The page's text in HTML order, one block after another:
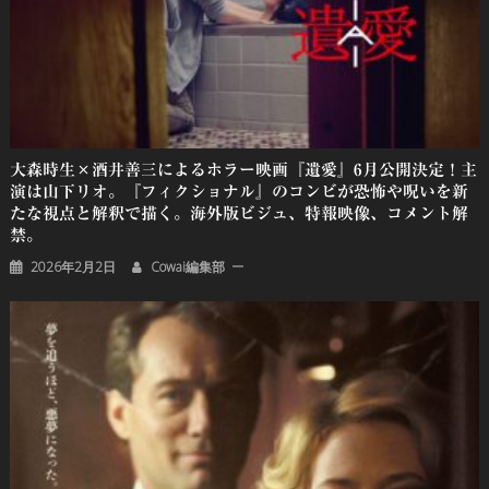
大森時生×酒井善三によるホラー映画『遺愛』6月公開決定！主
演は山下リオ。『フィクショナル』のコンビが恐怖や呪いを新
たな視点と解釈で描く。海外版ビジュ、特報映像、コメント解
禁。
2026年2月2日 Cowai編集部